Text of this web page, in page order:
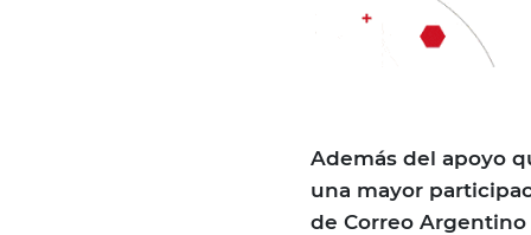
Además del apoyo
una mayor
de Correo